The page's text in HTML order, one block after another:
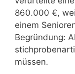
860.000 €,
einem
Begründung:
müssen.